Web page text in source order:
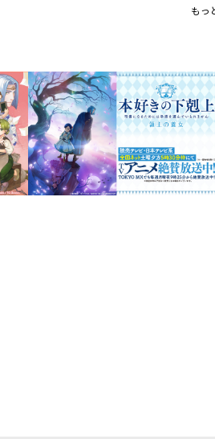
ファンからも人気が高い３シーンが
素材 ： アクリル
サイズ ： 約125mm（高さ
イラスト ： 椎名優
発売元 ： TOブックス
もっ